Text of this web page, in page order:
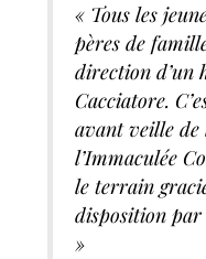
« Tous les
pères de
direction d’un
Cacciatore.
avant veille de
l’Immaculée
le terrain
disposition
»